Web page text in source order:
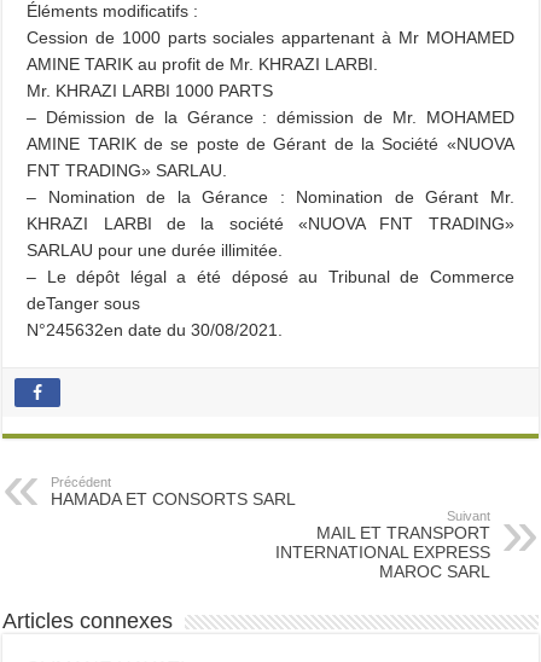
Éléments modificatifs :
Cession de 1000 parts sociales appartenant à Mr MOHAMED
AMINE TARIK au profit de Mr. KHRAZI LARBI.
Mr. KHRAZI LARBI 1000 PARTS
– Démission de la Gérance : démission de Mr. MOHAMED
AMINE TARIK de se poste de Gérant de la Société «NUOVA
FNT TRADING» SARLAU.
– Nomination de la Gérance : Nomination de Gérant Mr.
KHRAZI LARBI de la société «NUOVA FNT TRADING»
SARLAU pour une durée illimitée.
– Le dépôt légal a été déposé au Tribunal de Commerce
deTanger sous
N°245632en date du 30/08/2021.
Précédent
HAMADA ET CONSORTS SARL
Suivant
MAIL ET TRANSPORT
INTERNATIONAL EXPRESS
MAROC SARL
Articles connexes